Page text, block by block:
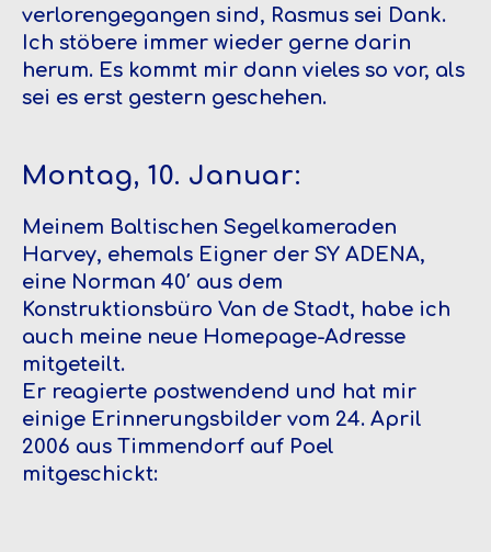
verlorengegangen sind, Rasmus sei Dank.
Ich stöbere immer wieder gerne darin
herum. Es kommt mir dann vieles so vor, als
sei es erst gestern geschehen.
Montag, 10. Januar:
Meinem Baltischen Segelkameraden
Harvey, ehemals Eigner der SY ADENA,
eine Norman 40′ aus dem
Konstruktionsbüro Van de Stadt, habe ich
auch meine neue Homepage-Adresse
mitgeteilt.
Er reagierte postwendend und hat mir
einige Erinnerungsbilder vom 24. April
2006 aus Timmendorf auf Poel
mitgeschickt: